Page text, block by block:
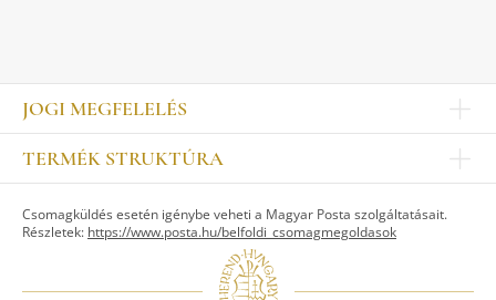
JOGI MEGFELELÉS
Impresszum
Kapcsolat
Jogi nyilatkozat
TERMÉK STRUKTÚRA
ASZTALKULTÚRA
Csomagküldés esetén igénybe veheti a Magyar Posta szolgáltatásait.
Részletek: https://www.posta.hu/belfoldi_csomagmegoldasok